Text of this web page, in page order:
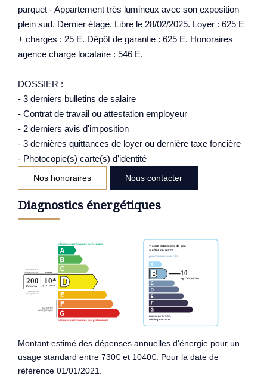
parquet - Appartement très lumineux avec son exposition
plein sud. Dernier étage. Libre le 28/02/2025. Loyer : 625 E
+ charges : 25 E. Dépôt de garantie : 625 E. Honoraires
agence charge locataire : 546 E.
DOSSIER :
- 3 derniers bulletins de salaire
- Contrat de travail ou attestation employeur
- 2 derniers avis d'imposition
- 3 dernières quittances de loyer ou dernière taxe foncière
- Photocopie(s) carte(s) d'identité
Nos honoraires Nous contacter
Diagnostics énergétiques
Montant estimé des dépenses annuelles d'énergie pour un
usage standard entre 730€ et 1040€. Pour la date de
référence 01/01/2021.